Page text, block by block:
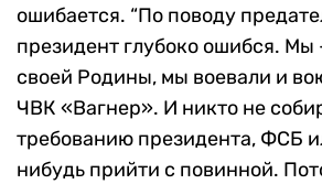
ошибается. “По поводу
президент глубоко ошибся.
своей Родины, мы воевали и
ЧВК «Вагнер». И никто не
требованию президента, ФСБ
нибудь прийти с повинной.